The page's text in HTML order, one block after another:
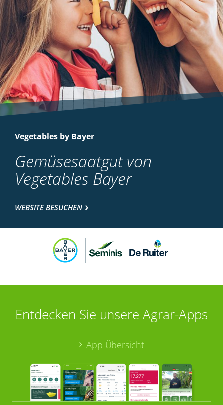
Vegetables by Bayer
Gemüsesaatgut von
Vegetables Bayer
WEBSITE BESUCHEN
Entdecken Sie unsere Agrar-Apps
App Übersicht